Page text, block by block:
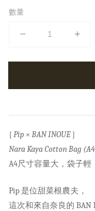
數量
{Pip × BAN INOUE}
Nara Kaya Cotton Bag
A4尺寸容量大，袋子
Pip 是位甜菜根農夫，
這次和來自奈良的 BAN